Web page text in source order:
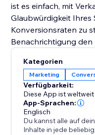
ist es einfach, mit
Glaubwürdigkeit Ihres
Konversionsraten zu
Benachrichtigung den
Kategorien
Marketing
Verfügbarkeit:
Diese App ist
App-Sprachen:
Englisch
Du kannst alle auf
Inhalte in jede